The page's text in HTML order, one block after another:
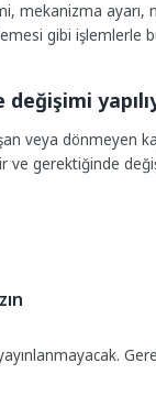
mekanizma ayarı,
gibi işlemlerle
veya dönmeyen
ve gerektiğinde